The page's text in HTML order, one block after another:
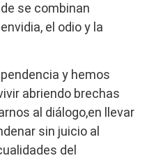
se combinan
el odio y la
y hemos
abriendo brechas
al diálogo,en llevar
sin juicio al
del